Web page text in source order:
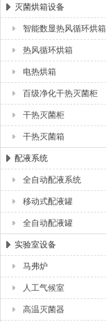
灭菌烘箱设备
智能数显热风循环烘箱
热风循环烘箱
电热烘箱
百级净化干热灭菌柜
干热灭菌柜
干热灭菌箱
配液系统
全自动配液系统
移动式配液罐
全自动配液罐
实验室设备
马弗炉
人工气候室
高温灭菌器